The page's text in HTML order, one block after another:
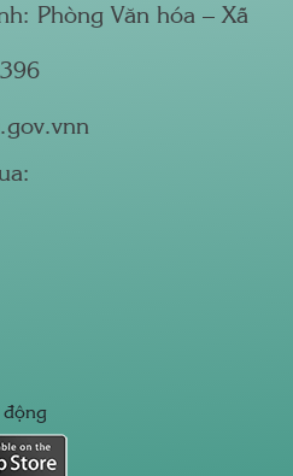
Phòng Văn hóa – Xã
động